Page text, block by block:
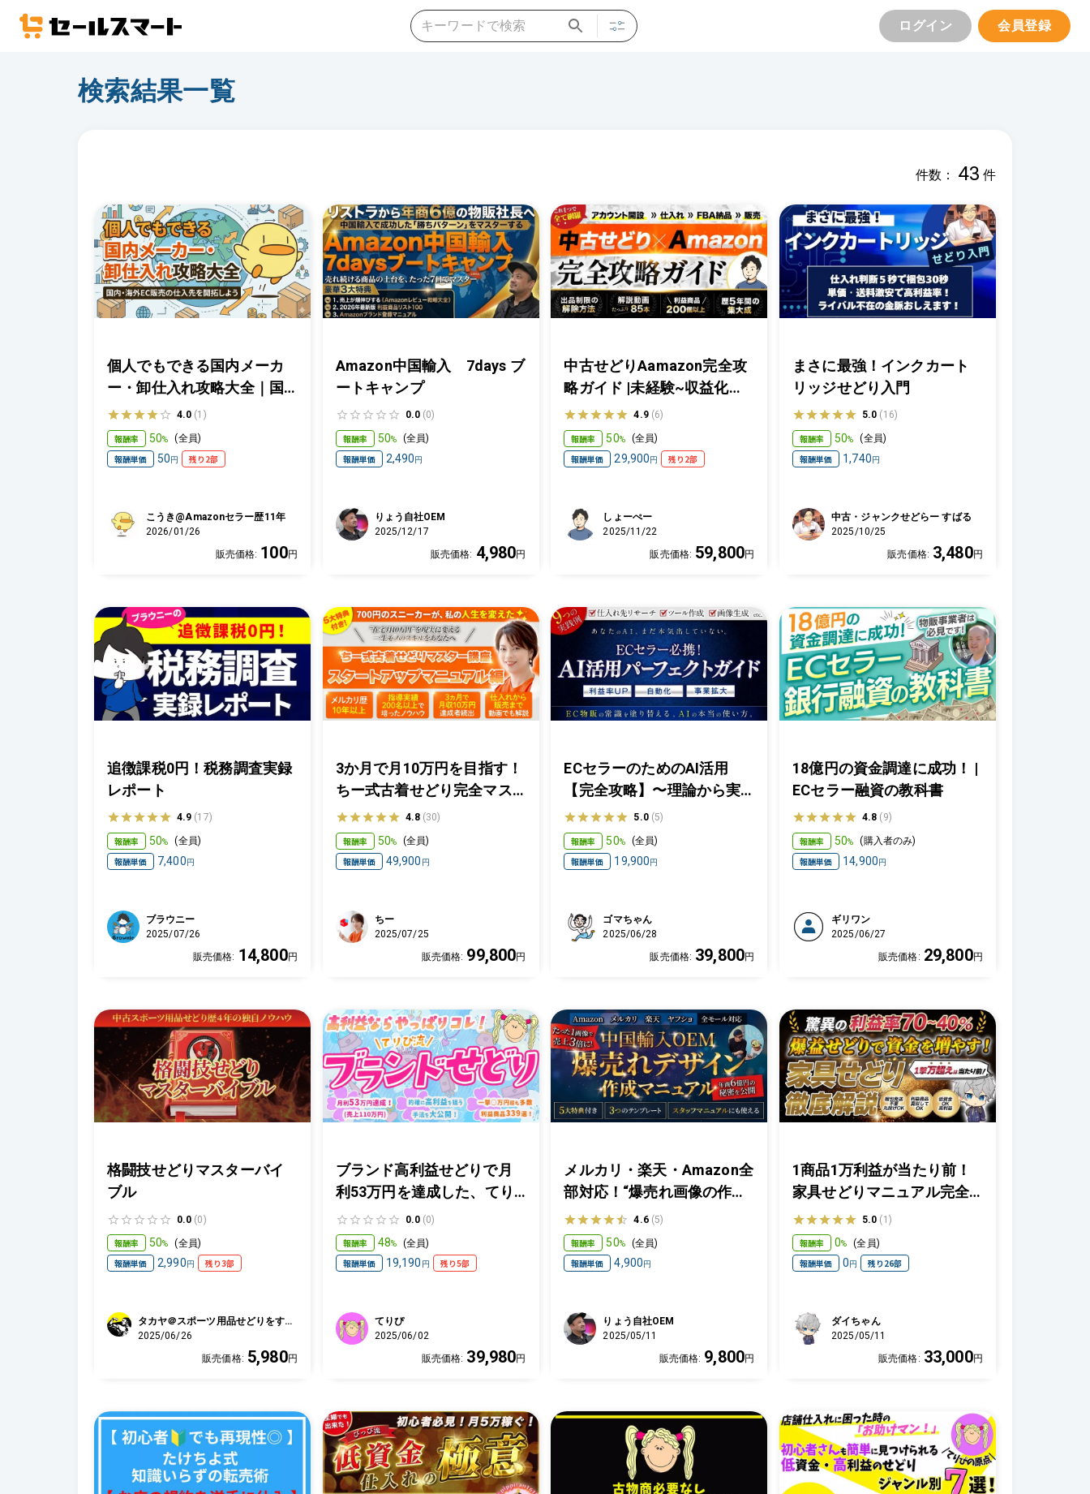
ログイン 会員登録
検索結果一覧
件数： 43 件
個人でもできる国内メーカ
ー・卸仕入れ攻略大全｜国
内・海外EC販売の仕入先を
開拓しよう
4.0 (1)
報酬率 50% (全員)
報酬単価 50円 残り2部
こうき@Amazonセラー歴11年
2026/01/26
販売価格: 100円
Amazon中国輸入 7days ブ
ートキャンプ
0.0 (0)
報酬率 50% (全員)
報酬単価 2,490円
りょう自社OEM
2025/12/17
販売価格: 4,980円
中古せどりAamazon完全攻
略ガイド |未経験~収益化ま
でAmazon販路の基本を網
羅‼︎
4.9 (6)
報酬率 50% (全員)
報酬単価 29,900円 残り2部
しょーぺー
2025/11/22
販売価格: 59,800円
まさに最強！インクカート
リッジせどり入門
5.0 (16)
報酬率 50% (全員)
報酬単価 1,740円
中古・ジャンクせどらー すばる
2025/10/25
販売価格: 3,480円
追徴課税0円！税務調査実録
レポート
4.9 (17)
報酬率 50% (全員)
報酬単価 7,400円
ブラウニー
2025/07/26
販売価格: 14,800円
3か月で月10万円を目指す！
ちー式古着せどり完全マス
ター講座～スタートアップ
マニュアル編
4.8 (30)
報酬率 50% (全員)
報酬単価 49,900 円
ちー
2025/07/25
販売価格: 99,800円
ECセラーのためのAI活用
【完全攻略】〜理論から実
践まで、この一冊でAIとの
協業をマスターする〜
5.0 (5)
報酬率 50% (全員)
報酬単価 19,900円
ゴマちゃん
2025/06/28
販売価格: 39,800円
18億円の資金調達に成功！ |
ECセラー融資の教科書
4.8 (9)
報酬率 50% (購入者のみ)
報酬単価 14,900円
ギリワン
2025/06/27
販売価格: 29,800円
格闘技せどりマスターバイ
ブル
0.0 (0)
報酬率 50% (全員)
報酬単価 2,990円 残り3部
タカヤ＠スポーツ用品せどりをする
元地下格闘家
2025/06/26
販売価格: 5,980円
ブランド高利益せどりで月
利53万円を達成した、てり
ぴのマインドとリサーチ術
で「あなたのせどりライフ
を一気に輝かせます。」こ
0.0 (0)
報酬率 48% (全員)
報酬単価 19,190 円 残り5部
てりぴ
2025/06/02
販売価格: 39,980円
メルカリ・楽天・Amazon全
部対応！“爆売れ画像の作り
方”完全マニュアル【3テン
プレ付】
4.6 (5)
報酬率 50% (全員)
報酬単価 4,900円
りょう自社OEM
2025/05/11
販売価格: 9,800円
1商品1万利益が当たり前！
家具せどりマニュアル完全
版【梱包発送丸投げOK！】
5.0 (1)
報酬率 0% (全員)
報酬単価 0円 残り26部
ダイちゃん
2025/05/11
販売価格: 33,000円